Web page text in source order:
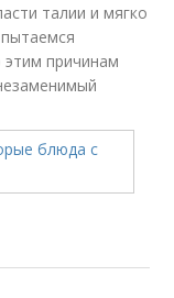
талии и мягко
этим причинам